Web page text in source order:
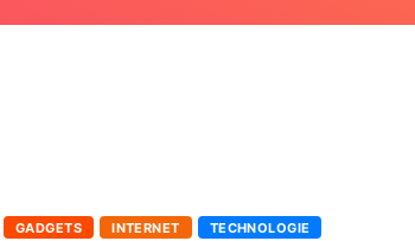
GADGETS INTERNET TECHNOLOGIE